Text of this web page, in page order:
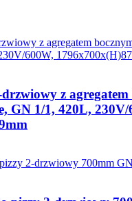
drzwiowy z
GN 1/1, 420L, 230V/